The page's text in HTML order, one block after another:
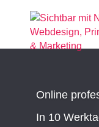
Online
In 10